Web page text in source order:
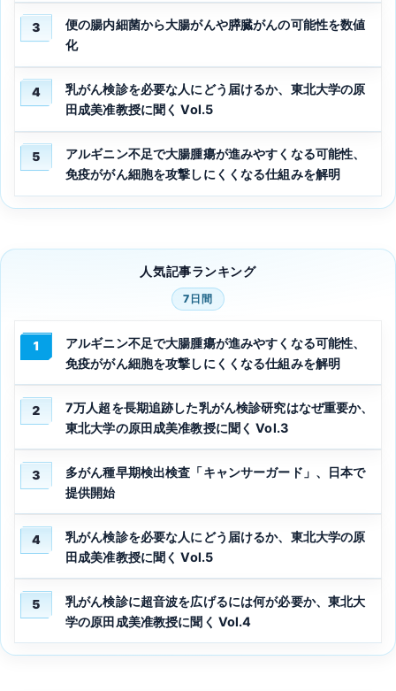
3
便の腸内細菌から大腸がんや膵臓がんの可能性を数値
化
4
乳がん検診を必要な人にどう届けるか、東北大学の原
田成美准教授に聞く Vol.5
5
アルギニン不足で大腸腫瘍が進みやすくなる可能性、
免疫ががん細胞を攻撃しにくくなる仕組みを解明
人気記事ランキング
7日間
1
アルギニン不足で大腸腫瘍が進みやすくなる可能性、
免疫ががん細胞を攻撃しにくくなる仕組みを解明
2
7万人超を長期追跡した乳がん検診研究はなぜ重要か、
東北大学の原田成美准教授に聞く Vol.3
3
多がん種早期検出検査「キャンサーガード」、日本で
提供開始
4
乳がん検診を必要な人にどう届けるか、東北大学の原
田成美准教授に聞く Vol.5
5
乳がん検診に超音波を広げるには何が必要か、東北大
学の原田成美准教授に聞く Vol.4